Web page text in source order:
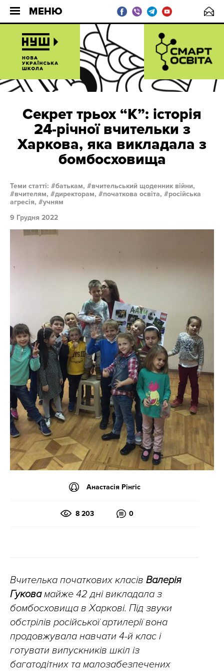
МЕНЮ
Секрет трьох “К”: історія
24-річної вчительки з
Харкова, яка викладала з
бомбосховища
Теми статті: батькам,
вчительський щоденник війни,
вчителям,
директорам, початкова освіта,
російська
агресія,
учням
9 Грудня 2022
Анастасія Рінгіс
8 203 0
Вчителька початкових класів Валерія
Гуковамайже 42 дні викладала з
бомбосховища в Харкові. Під звуки
обстрілів російської артилерії вона
продовжувала навчати 4-й клас і
готувати випускників шкіл із
багатодітних та малозабезпечених